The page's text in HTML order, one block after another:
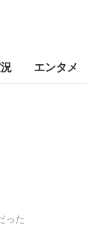
エンタメ
った